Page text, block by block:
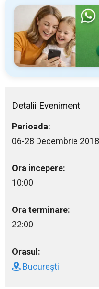
Detalii Eveniment
Perioada:
06-28 Decembrie 2018
Ora incepere:
10:00
Ora terminare:
22:00
Orasul:
București